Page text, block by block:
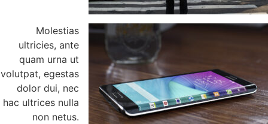
Molestias
ultricies, ante
quam urna ut
volutpat, egestas
dolor dui, nec
hac ultrices nulla
non netus.